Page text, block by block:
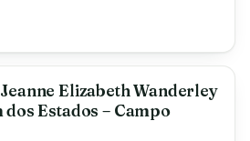
Elizabeth Wanderley
Estados – Campo